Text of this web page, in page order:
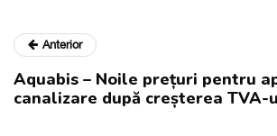
Anterior
Aquabis – Noile prețuri pentru
canalizare după creșterea TVA-